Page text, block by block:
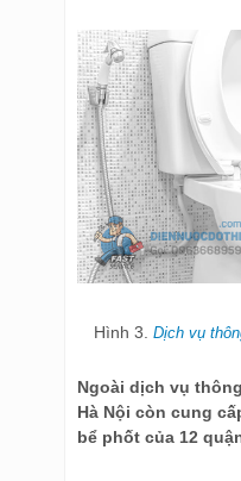
Hình 3. Dịch vụ
Ngoài dịch vụ
Hà Nội còn cung
bể phốt của 12